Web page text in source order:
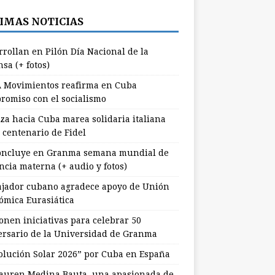
NOTICIAS
en Pilón Día Nacional de la
(+ fotos)
Movimientos reafirma en Cuba
con el socialismo
hacia Cuba marea solidaria italiana
centenario de Fidel
en Granma semana mundial de
materna (+ audio y fotos)
cubano agradece apoyo de Unión
Eurasiática
iniciativas para celebrar 50
de la Universidad de Granma
Solar 2026” por Cuba en España